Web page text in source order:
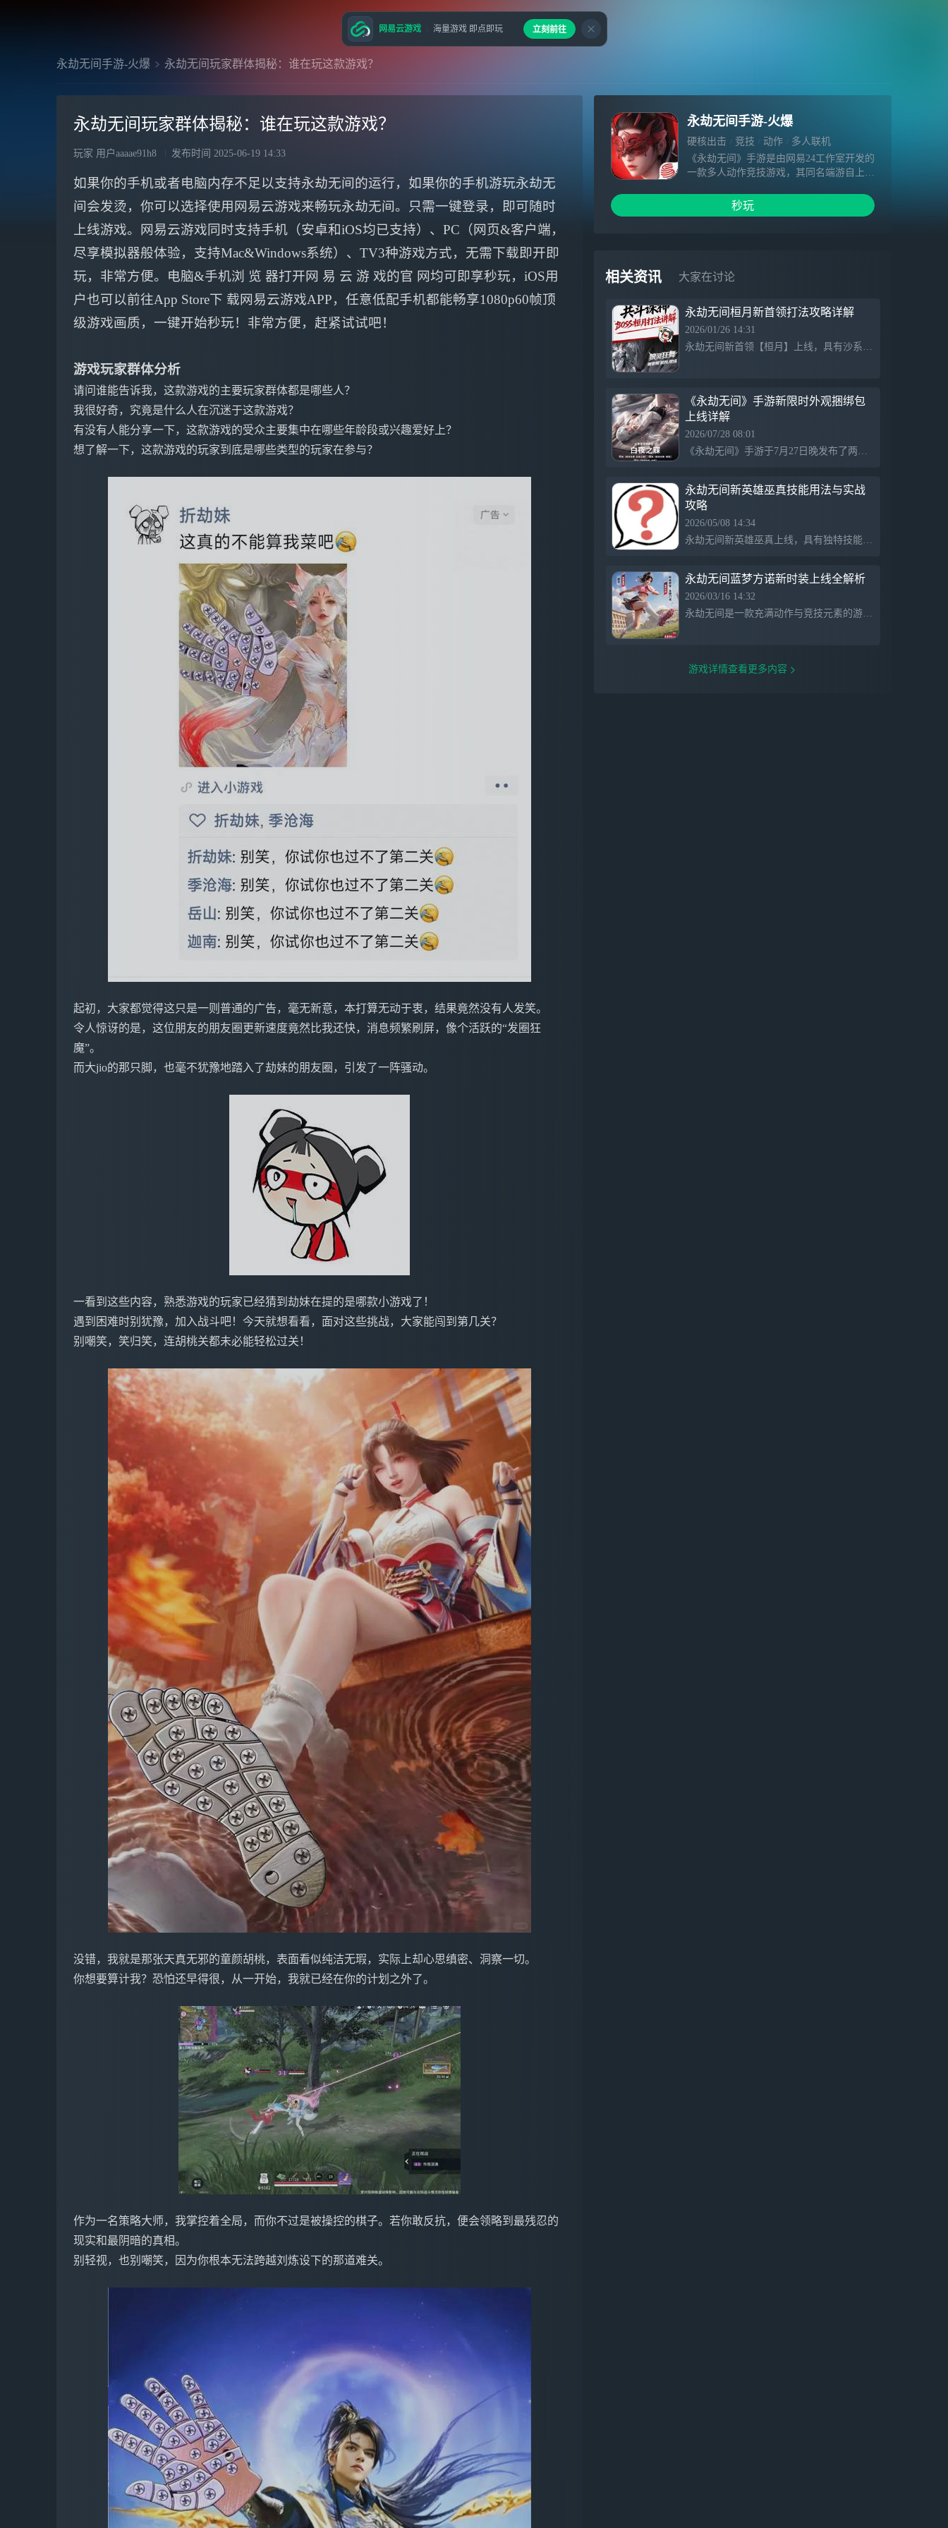
永劫无间手游-火爆 永劫无间玩家群体揭秘：谁在玩这款游戏？
永劫无间玩家群体揭秘：谁在玩这款游戏？
玩家 用户aaaae91h8 发布时间 2025-06-19 14:33
如果你的手机或者电脑内存不足以支持永劫无间的运行，如果你的手机游玩永劫无
间会发烫，你可以选择使用网易云游戏来畅玩永劫无间。只需一键登录，即可随时
上线游戏。网易云游戏同时支持手机（安卓和iOS均已支持）、PC（网页&客户端，
尽享模拟器般体验，支持Mac&Windows系统）、TV3种游戏方式，无需下载即开即
玩，非常方便。电脑&手机浏 览 器打开网 易 云 游 戏的官 网均可即享秒玩，iOS用
户也可以前往App Store下 载网易云游戏APP，任意低配手机都能畅享1080p60帧顶
级游戏画质，一键开始秒玩！非常方便，赶紧试试吧！
游戏玩家群体分析
请问谁能告诉我，这款游戏的主要玩家群体都是哪些人？
我很好奇，究竟是什么人在沉迷于这款游戏？
有没有人能分享一下，这款游戏的受众主要集中在哪些年龄段或兴趣爱好上？
想了解一下，这款游戏的玩家到底是哪些类型的玩家在参与？
起初，大家都觉得这只是一则普通的广告，毫无新意，本打算无动于衷，结果竟然没有人发笑。
令人惊讶的是，这位朋友的朋友圈更新速度竟然比我还快，消息频繁刷屏，像个活跃的“发圈狂
魔”。
而大jio的那只脚，也毫不犹豫地踏入了劫妹的朋友圈，引发了一阵骚动。
一看到这些内容，熟悉游戏的玩家已经猜到劫妹在提的是哪款小游戏了！
遇到困难时别犹豫，加入战斗吧！今天就想看看，面对这些挑战，大家能闯到第几关？
别嘲笑，笑归笑，连胡桃关都未必能轻松过关！
没错，我就是那张天真无邪的童颜胡桃，表面看似纯洁无瑕，实际上却心思缜密、洞察一切。
你想要算计我？恐怕还早得很，从一开始，我就已经在你的计划之外了。
作为一名策略大师，我掌控着全局，而你不过是被操控的棋子。若你敢反抗，便会领略到最残忍的
现实和最阴暗的真相。
别轻视，也别嘲笑，因为你根本无法跨越刘炼设下的那道难关。
永劫无间手游-火爆
硬核出击 竞技 动作
多人联机
《永劫无间》手游是由网易24工作室开发的
一款多人动作竞技游戏，其同名端游自上线
次荣获Steam、PlayStaion、Epic等平台销量
大奖。作为24工作室旗下独立团队倾力打造
的东方世界，同时也专为手游玩家开发了创
新性的操作方式和便捷功能。经过首测的检
性能，希望在上线时为玩家带来端游级的游
戏品质。即刻预约《永劫无间》手游，来这
里舞利刃端火枪，化身大佛金刚，在40人的
战远程冷热兵器任君挑选！在瞬息万变的40
人战场中活到最后，畅享高自由度的无拘战
动操作专利，一键打出丝滑连招！振刀、蓄
力、普攻三角克制，5分钟轻松上手，享受
英豪 外观随心定制选取风格各异的英雄，
定制独特的外观风格，加上超自由的智能捏
脸系统，打造专属于你的绝活英雄！4、独
创飞索系统 世界任你触达利用飞索，翻飞
于树林与屋瓴之间；埋伏檐上，给路过的敌
首选整体对局加速，战斗更频繁！四人小队
协作，减小单人压力，摸鱼也能痛快玩！更
多新玩法，即将到来！
秒玩
相关资讯 大家在讨论
永劫无间桓月新首领打法攻略详解
2026/01/26 14:31
永劫无间新首领【桓月】上线，具有沙系攻击和狼形态技能，玩家需注意躲避其挥刺、沙旋风、爪击和巨沙爪，掌握闪避和规避技巧以成功通关。
《永劫无间》手游新限时外观捆绑包
上线详解
2026/07/28 08:01
《永劫无间》手游于7月27日晚发布了两套全新商城直售外观，季莹莹「白夜之寐」与蓝梦「古岛异闻・越海蝶」捆绑包，将于7月30日至8月13日期间限时上架。季莹莹包内含时装、配套发型和挂饰，特惠价1200元宝，并可通过消耗琉璃晶解锁无外套版本。蓝梦捆绑包则包含梦幻风格的时装和挂饰。两套外观限时销售，时限结束后将下架。
永劫无间新英雄巫真技能用法与实战
攻略
2026/05/08 14:34
永劫无间新英雄巫真上线，具有独特技能“灵羽”和“高维捕猎者”。“灵羽”可以召唤灵鸟弹开敌人并进行二次攻击，适合保留主动权；“高维捕猎者”则能抓取敌人并进行处决，无法被反击。掌握这些技巧将帮助玩家在排位中成为强大的射手，让你在聚窟洲中脱颖而出。
永劫无间蓝梦方诺新时装上线全解析
2026/03/16 14:32
永劫无间是一款充满动作与竞技元素的游戏，展示了激烈的团队对抗和个人技艺，通过丰富的角色时装、皮肤和道具，呈现多样化的视觉体验，强调策略与操控，融合了激情与美学，提供沉浸式的战斗体验。
游戏详情查看更多内容
网易云游戏 海量游戏 即点即玩 立刻前往